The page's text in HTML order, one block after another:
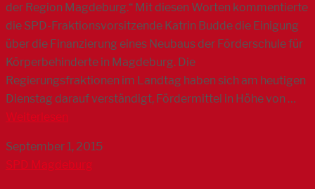
der Region Magdeburg.“ Mit diesen Worten kommentierte
die SPD-Fraktionsvorsitzende Katrin Budde die Einigung
über die Finanzierung eines Neubaus der Förderschule für
Körperbehinderte in Magdeburg. Die
Regierungsfraktionen im Landtag haben sich am heutigen
Dienstag darauf verständigt, Fördermittel in Höhe von …
Weiterlesen
September 1, 2015
SPD Magdeburg